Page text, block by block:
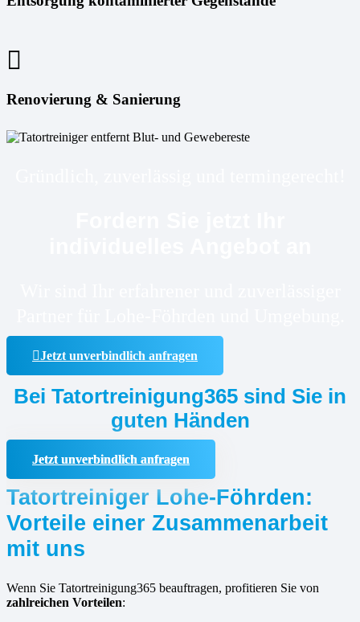
Renovierung & Sanierung
Jetzt unverbindlich anfragen
Bei Tatortreinigung365 sind Sie in
guten Händen
Jetzt unverbindlich anfragen
Tatortreiniger Lohe-Föhrden:
Vorteile einer Zusammenarbeit
mit uns
Wenn Sie Tatortreinigung365 beauftragen, profitieren Sie von
zahlreichen Vorteilen: